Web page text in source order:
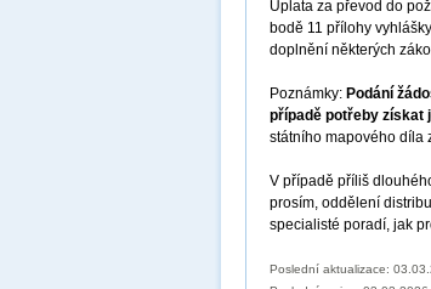
Úplata za převod do
bodě 11 přílohy vyhlášky
doplnění některých
Poznámky: Podání
případě potřeby získat
státního mapového díla
V případě příliš
prosím, oddělení
specialisté poradí, jak
Poslední aktualizace: